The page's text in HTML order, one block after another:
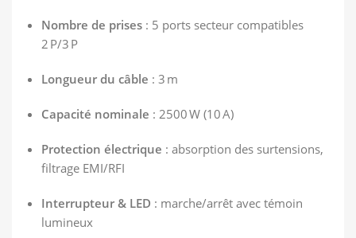
Nombre de prises : 5 ports secteur compatibles
2 P/3 P
Longueur du câble : 3 m
Capacité nominale : 2500 W (10 A)
Protection électrique : absorption des surtensions,
filtrage EMI/RFI
Interrupteur & LED : marche/arrêt avec témoin
lumineux